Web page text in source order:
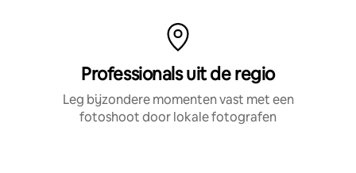
Professionals uit de regio
Leg bijzondere momenten vast met een
fotoshoot door lokale fotografen